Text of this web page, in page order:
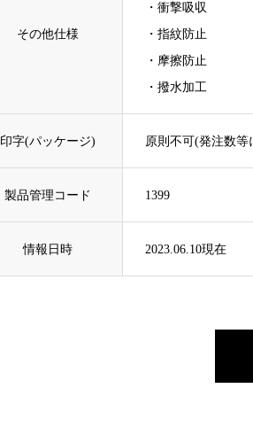
その他仕様
・衝撃吸収
・指紋防止
・摩擦防止
・撥水加工
印字(パッケージ) 原則不可(発注数
製品管理コード 1399
情報日時 2023.06.10現在